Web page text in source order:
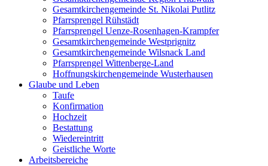
Gesamtkirchengemeinde St. Nikolai Putlitz
Pfarrsprengel Rühstädt
Pfarrsprengel Uenze-Rosenhagen-Krampfer
Gesamtkirchengemeinde Westprignitz
Gesamtkirchengemeinde Wilsnack Land
Pfarrsprengel Wittenberge-Land
Hoffnungskirchengemeinde Wusterhausen
Glaube und Leben
Taufe
Konfirmation
Hochzeit
Bestattung
Wiedereintritt
Geistliche Worte
Arbeitsbereiche